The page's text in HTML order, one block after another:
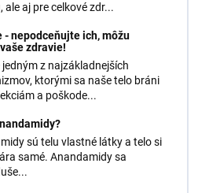
ale aj pre celkové zdr...
- nepodceňujte ich, môžu
zdravie!
jedným z najzákladnejších
ktorými sa naše telo bráni
a poškode...
sú telu vlastné látky a telo si
samé. Anandamidy sa